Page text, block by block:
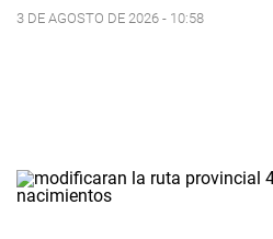
3 DE AGOSTO DE 2026 - 10:58